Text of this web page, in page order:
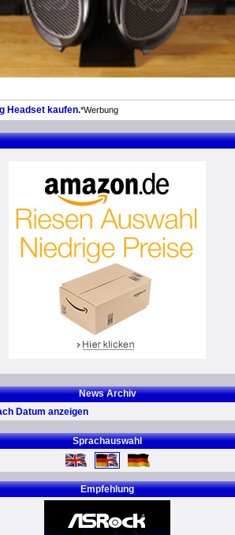
Headset kaufen.*Werbung
News Archiv
Datum anzeigen
Sprachauswahl
Empfehlung